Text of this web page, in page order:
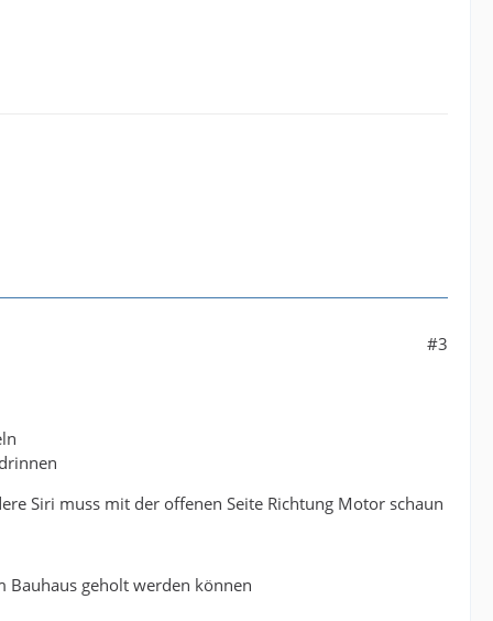
#3
Siri muss mit der offenen Seite Richtung Motor schaun
Bauhaus geholt werden können